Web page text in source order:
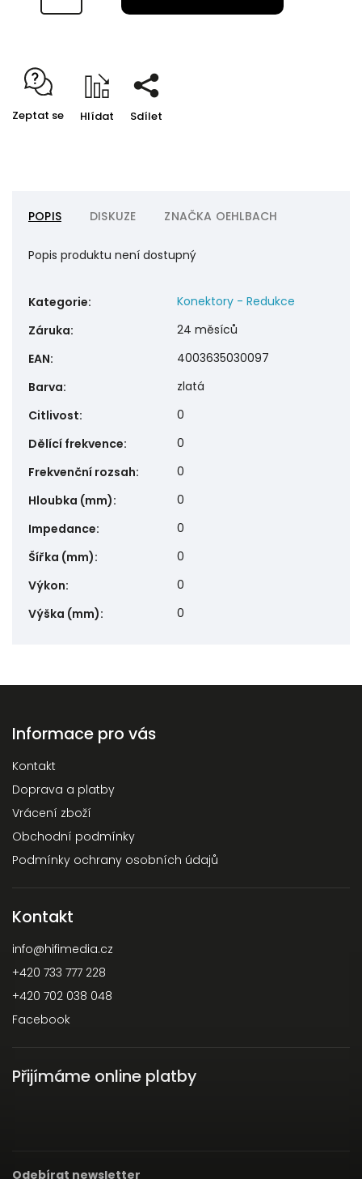
Zeptat se Hlídat Sdílet
POPIS DISKUZE ZNAČKA OEHLBACH
Popis produktu není dostupný
Kategorie:
Konektory - Redukce
Záruka:
24 měsíců
EAN:
4003635030097
Barva:
zlatá
Citlivost:
0
Dělící frekvence:
0
Frekvenční rozsah:
0
Hloubka (mm):
0
Impedance:
0
Šířka (mm):
0
Výkon:
0
Výška (mm): 0
Informace pro vás
Kontakt
Doprava a platby
Vrácení zboží
Obchodní podmínky
Podmínky ochrany osobních údajů
Kontakt
info@hifimedia.cz
+420 733 777 228
+420 702 038 048
Facebook
Přijímáme online platby
Odebírat newsletter